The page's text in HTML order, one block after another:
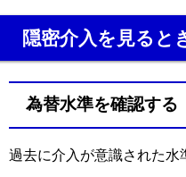
隠密介入を見ると
為替水準を確認する
過去に介入が意識された水